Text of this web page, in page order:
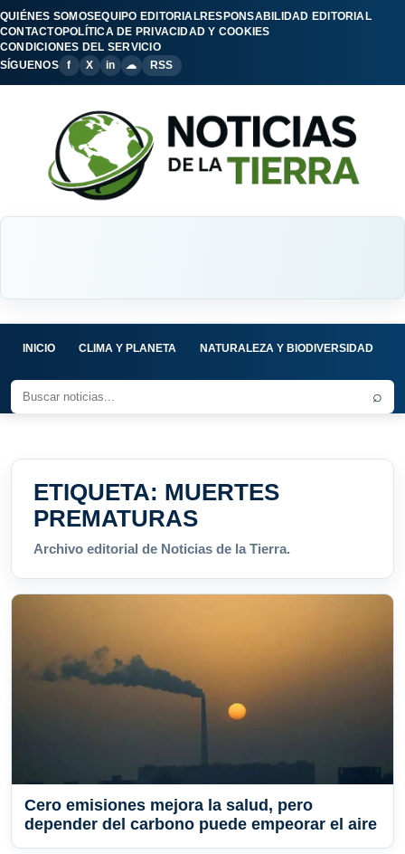
QUIÉNES SOMOSEQUIPO EDITORIALRESPONSABILIDAD EDITORIAL
CONTACTOPOLÍTICA DE PRIVACIDAD Y COOKIES
CONDICIONES DEL SERVICIO
SÍGUENOS
f X in ☁ RSS
INICIO CLIMA Y PLANETA NATURALEZA Y BIODIVERSIDAD
⌕
ETIQUETA: MUERTES
PREMATURAS
Archivo editorial de Noticias de la Tierra.
Cero emisiones mejora la salud, pero
depender del carbono puede empeorar el aire